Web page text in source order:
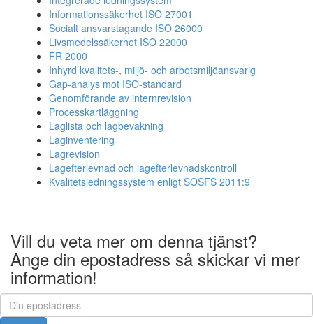
Informationssäkerhet ISO 27001
Socialt ansvarstagande ISO 26000
Livsmedelssäkerhet ISO 22000
FR 2000
Inhyrd kvalitets-, miljö- och arbetsmiljöansvarig
Gap-analys mot ISO-standard
Genomförande av internrevision
Processkartläggning
Laglista och lagbevakning
Laginventering
Lagrevision
Lagefterlevnad och lagefterlevnadskontroll
Kvalitetsledningssystem enligt SOSFS 2011:9
Vill du veta mer om denna tjänst?
Ange din epostadress så skickar vi mer
information!